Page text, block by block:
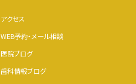
アクセス
WEB予約・メール相談
医院ブログ
歯科情報ブログ